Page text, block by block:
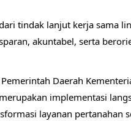
tindak lanjut kerja sama
akuntabel, serta
Daerah
implementasi
layanan pertanahan